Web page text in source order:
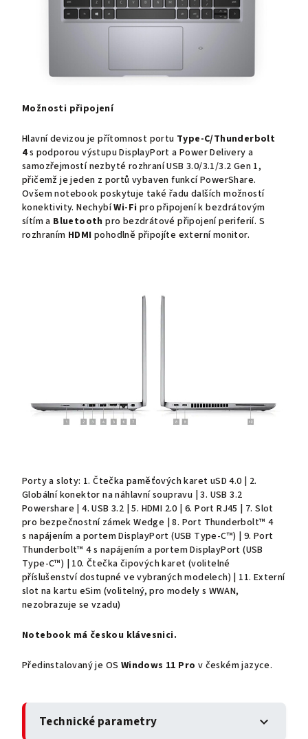
Možnosti připojení
Hlavní devizou je přítomnost portu Type-C/Thunderbolt
4s podporou výstupu DisplayPort a Power Delivery a
samozřejmostí nezbyté rozhraní USB 3.0/3.1/3.2 Gen 1,
přičemž je jeden z portů vybaven funkcí PowerShare.
Ovšem notebook poskytuje také řadu dalších možností
konektivity. NechybíWi-Fi pro připojení k bezdrátovým
sítím a Bluetooth pro bezdrátové připojení periferií. S
rozhraním HDMI pohodlně připojíte externí monitor.
Porty a sloty: 1. Čtečka paměťových karet uSD 4.0 | 2.
Globální konektor na náhlavní soupravu | 3. USB 3.2
Powershare | 4. USB 3.2 | 5. HDMI 2.0 | 6. Port RJ45 | 7. Slot
pro bezpečnostní zámek Wedge | 8. Port Thunderbolt™ 4
s napájením a portem DisplayPort (USB Type-C™) | 9. Port
Thunderbolt™ 4 s napájením a portem DisplayPort (USB
Type-C™) | 10. Čtečka čipových karet (volitelné
příslušenství dostupné ve vybraných modelech) | 11. Externí
slot na kartu eSim (volitelný, pro modely s WWAN,
nezobrazuje se vzadu)
Notebook má českou klávesnici.
Předinstalovaný je OS Windows 11 Pro v českém jazyce.
Technické parametry expand_more